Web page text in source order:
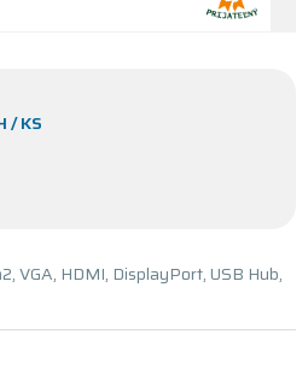
/ KS
VGA, HDMI, DisplayPort, USB Hub,